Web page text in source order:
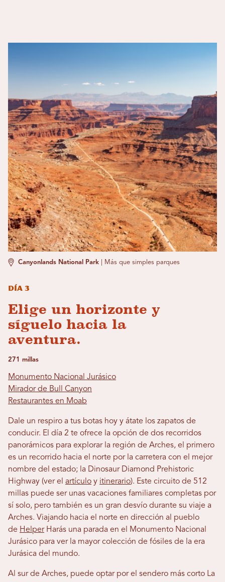
Canyonlands National Park Más que simples parques
Día 3
Elige un horizonte y
síguelo hacia la
aventura.
271 millas
Monumento Nacional Jurásico
Mirador de Bull Canyon
Restaurantes en Moab
Dale un respiro a tus botas hoy y átate los zapatos de
conducir. El día 2 te ofrece la opción de dos recorridos
panorámicos para explorar la región de Arches, el primero
es un recorrido hacia el norte por la carretera con el mejor
nombre del estado; la Dinosaur Diamond Prehistoric
Highway (ver el artículo y itinerario). Este circuito de 512
millas puede ser unas vacaciones familiares completas por
sí solo, pero también es un gran desvío durante su viaje a
Arches. Viajando hacia el norte en dirección al pueblo
de HelperHarás una parada en el Monumento Nacional
Jurásico para ver la mayor colección de fósiles de la era
Jurásica del mundo.
Al sur de Arches, puede optar por el sendero más corto La